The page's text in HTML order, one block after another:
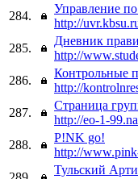
284.
Управление
http://
285.
Дневник
http://
286.
Контрольные
http://
287.
Страница
http://eo-1-
288.
P!NK go!
http://
Тульский